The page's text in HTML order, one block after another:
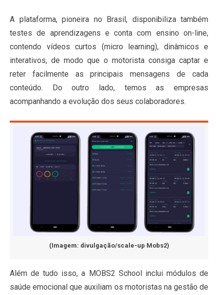
A plataforma, pioneira no Brasil, disponibiliza também
testes de aprendizagens e conta com ensino on-line,
contendo vídeos curtos (micro learning), dinâmicos e
interativos, de modo que o motorista consiga captar e
reter facilmente as principais mensagens de cada
conteúdo. Do outro lado, temos as empresas
acompanhando a evolução dos seus colaboradores.
(Imagem: divulgação/scale-up Mobs2)
Além de tudo isso, a MOBS2 School inclui módulos de
saúde emocional que auxiliam os motoristas na gestão de